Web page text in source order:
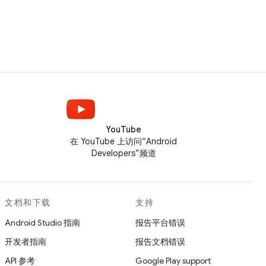
YouTube
在 YouTube 上访问“Android
Developers”频道
文档和下载
Android Studio 指南
开发者指南
API 参考
支持
报告平台错误
报告文档错误
Google Play support